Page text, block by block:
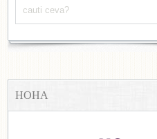
HOHA